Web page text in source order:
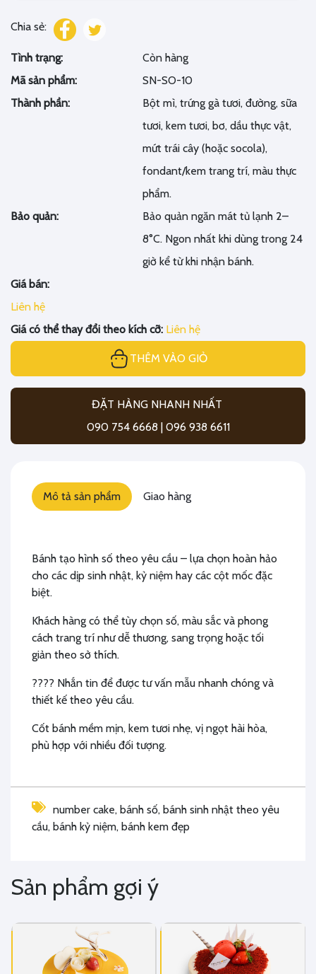
Chia sẻ:
Tình trạng:
Còn hàng
Mã sản phẩm:
SN-SO-10
Thành phần:
Bột mì, trứng gà tươi, đường, sữa
tươi, kem tươi, bơ, dầu thực vật,
mứt trái cây (hoặc socola),
fondant/kem trang trí, màu thực
phẩm.
Bảo quản:
Bảo quản ngăn mát tủ lạnh 2–
8°C. Ngon nhất khi dùng trong 24
giờ kể từ khi nhận bánh.
Giá bán:
Liên hệ
Giá có thể thay đổi theo kích cỡ: Liên hệ
THÊM VÀO GIỎ
ĐẶT HÀNG NHANH NHẤT
090 754 6668 | 096 938 6611
Mô tả sản phẩm Giao hàng
Bánh tạo hình số theo yêu cầu – lựa chọn hoàn hảo
cho các dịp sinh nhật, kỷ niệm hay các cột mốc đặc
biệt.
Khách hàng có thể tùy chọn số, màu sắc và phong
cách trang trí như dễ thương, sang trọng hoặc tối
giản theo sở thích.
???? Nhắn tin để được tư vấn mẫu nhanh chóng và
thiết kế theo yêu cầu.
Cốt bánh mềm mịn, kem tươi nhẹ, vị ngọt hài hòa,
phù hợp với nhiều đối tượng.
number cake, bánh số, bánh sinh nhật theo yêu
cầu, bánh kỷ niệm, bánh kem đẹp
Sản phẩm gợi ý